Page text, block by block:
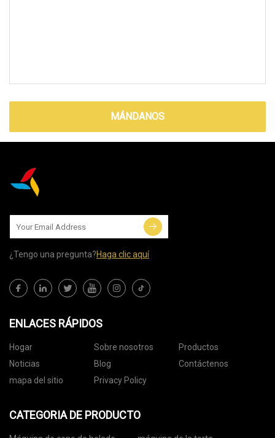
MÁNDANOS
¿Tengo una pregunta?Haga clic aquí
ENLACES RÁPIDOS
Hogar Sobre nosotros
Productos
Noticias
Blog
Contáctenos
mapa del sitio
Privacy Policy
CATEGORIA DE PRODUCTO